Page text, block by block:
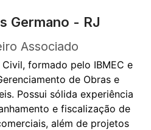
Germano - RJ
Associado
formado pelo IBMEC e
de Obras e
Possui sólida experiência
e fiscalização de
além de projetos